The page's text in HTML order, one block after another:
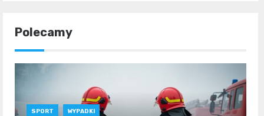
Polecamy
SPORT WYPADKI